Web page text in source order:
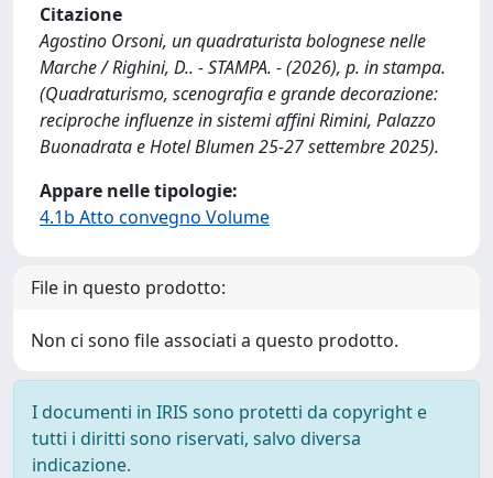
Citazione
Agostino Orsoni, un quadraturista bolognese nelle
Marche / Righini, D.. - STAMPA. - (2026), p. in stampa.
(Quadraturismo, scenografia e grande decorazione:
reciproche influenze in sistemi affini Rimini, Palazzo
Buonadrata e Hotel Blumen 25-27 settembre 2025).
Appare nelle tipologie:
4.1b Atto convegno Volume
File in questo prodotto:
Non ci sono file associati a questo prodotto.
I documenti in IRIS sono protetti da copyright e
tutti i diritti sono riservati, salvo diversa
indicazione.